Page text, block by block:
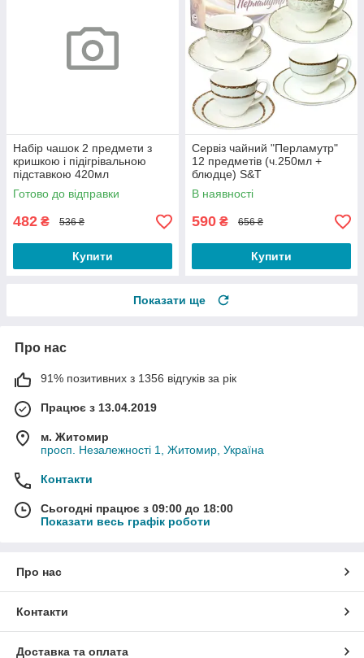
Набір чашок 2 предмети з
кришкою і підігрівальною
підставкою 420мл
(подарункова уп) 50693
Interos
Готово до відправки
482 ₴ 536 ₴
Купити
Сервіз чайний "Перламутр"
12 предметів (ч.250мл +
блюдце) S&T
В наявності
590 ₴ 656 ₴
Купити
Показати ще
Про нас
91% позитивних з 1356 відгуків за рік
Працює з 13.04.2019
м. Житомир
просп. Незалежності 1, Житомир, Україна
Контакти
Сьогодні працює з 09:00 до 18:00
Показати весь графік роботи
Про нас
Контакти
Доставка та оплата